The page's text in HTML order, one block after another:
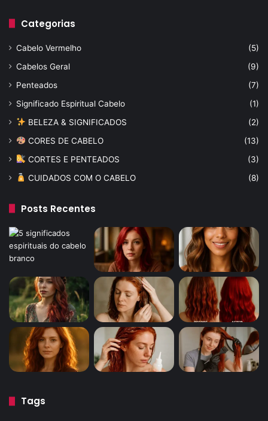
Categorias
Cabelo Vermelho
(5)
Cabelos Geral
(9)
Penteados
(7)
Significado Espiritual Cabelo
(1)
BELEZA & SIGNIFICADOS
(2)
CORES DE CABELO
(13)
CORTES E PENTEADOS
(3)
CUIDADOS COM O CABELO
(8)
Posts Recentes
Tags